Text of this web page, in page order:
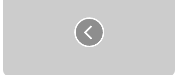
يسلمان 205 شهادات “أمان” للعمالة غير
المنتظمة
أرقام قياسية فى معدلات حركة السفن